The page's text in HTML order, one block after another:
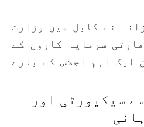
نے کابل میں وزارت
سرمایہ کاروں کے
ایک اہم اجلاس کے بارے
سیکیورٹی اور